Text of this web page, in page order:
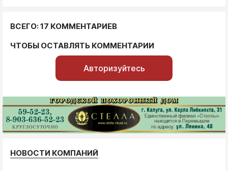
ВСЕГО: 17 КОММЕНТАРИЕВ
ЧТОБЫ ОСТАВЛЯТЬ КОММЕНТАРИИ
Авторизуйтесь
НОВОСТИ КОМПАНИЙ